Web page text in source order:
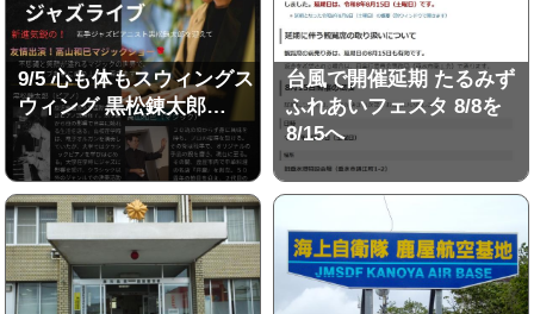
9/5 心も体もスウィングス
ウィング 黒松錬太郎…
台風で開催延期 たるみず
ふれあいフェスタ 8/8を
8/15へ